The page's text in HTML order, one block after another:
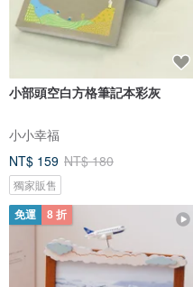
小部頭空白方格筆記本彩灰
小小幸福
NT$ 159 NT$ 180
獨家販售
免運 8 折